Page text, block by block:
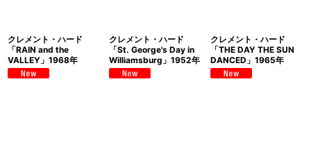
クレメント・ハード
「RAIN and the
VALLEY」1968年
クレメント・ハード
「St. George's Day in
Williamsburg」1952年
クレメント・ハード
「THE DAY THE SUN
DANCED」1965年